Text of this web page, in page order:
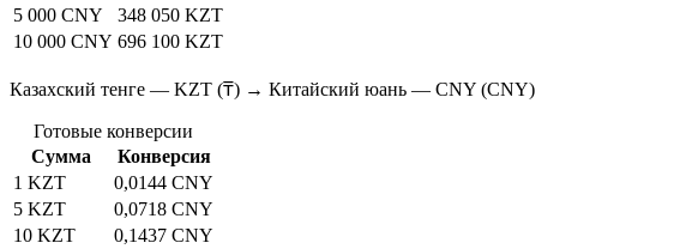
5 000 CNY
348 050 KZT
10 000 CNY 696 100 KZT
Казахский тенге — KZT (₸) → Китайский юань — CNY (CNY)
Готовые конверсии
Сумма
Конверсия
1 KZT
0,0144 CNY
5 KZT
0,0718 CNY
10 KZT
0,1437 CNY